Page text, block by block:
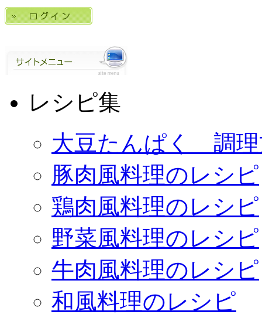
レシピ集
大豆たんぱく 調理
豚肉風料理のレシピ
鶏肉風料理のレシピ
野菜風料理のレシピ
牛肉風料理のレシピ
和風料理のレシピ